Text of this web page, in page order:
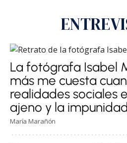
La fotógrafa Isabel
más me cuesta
realidades sociales
ajeno y la
María Marañón